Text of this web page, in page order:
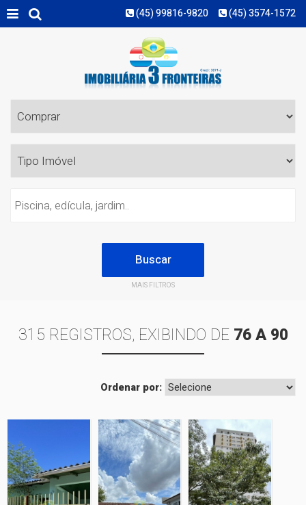
(45) 3574-1572
(45) 99816-9820
MAIS FILTROS
315 REGISTROS, EXIBINDO DE 76 A 90
Ordenar por:
Casa Lançamento